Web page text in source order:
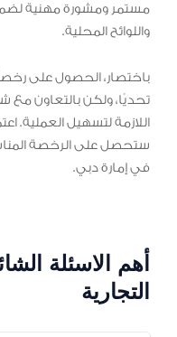
مستمر ومشورة مهنية
واللوائح المحلية.
باختصار، الحصول على
تحديًا، ولكن بالتعاون مع
اللازمة لتسهيل العملية.
ستحصل على الرخصة
في إمارة دبي.
أهم الاسئلة
التجارية